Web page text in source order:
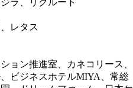
ラ、リクルート
レタス
ョン推進室、カネコリース、
ビジネスホテルMIYA、常総